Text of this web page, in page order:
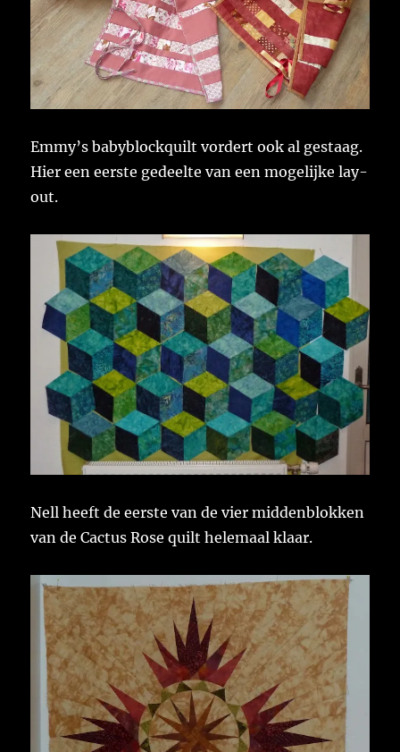
Emmy’s babyblockquilt vordert ook al gestaag.
Hier een eerste gedeelte van een mogelijke lay-
out.
Nell heeft de eerste van de vier middenblokken
van de Cactus Rose quilt helemaal klaar.